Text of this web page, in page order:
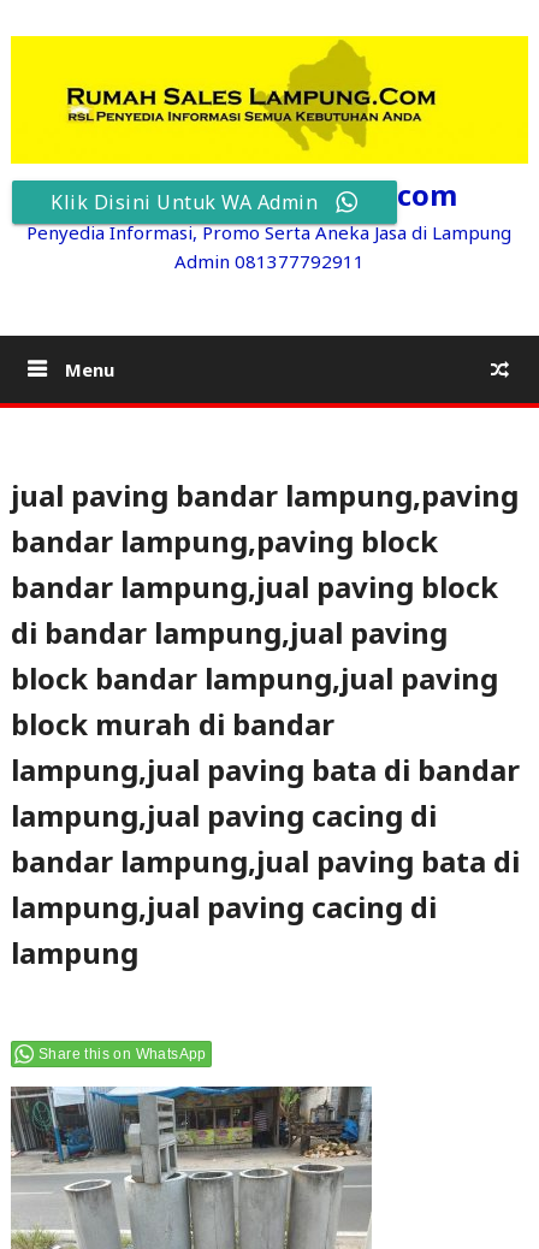
content
RumahSalesLampung.com
Penyedia Informasi, Promo Serta Aneka Jasa di Lampung
Admin 081377792911
Menu
jual paving bandar lampung,paving
bandar lampung,paving block
bandar lampung,jual paving block
di bandar lampung,jual paving
block bandar lampung,jual paving
block murah di bandar
lampung,jual paving bata di bandar
lampung,jual paving cacing di
bandar lampung,jual paving bata di
lampung,jual paving cacing di
lampung
Share this on WhatsApp
Klik Disini Untuk WA Admin